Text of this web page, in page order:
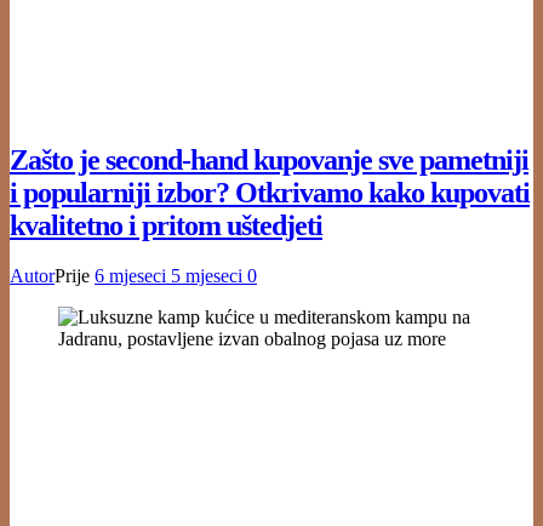
Zašto je second-hand kupovanje sve pametniji
i popularniji izbor? Otkrivamo kako kupovati
kvalitetno i pritom uštedjeti
AutorPrije 6 mjeseci 5 mjeseci 0